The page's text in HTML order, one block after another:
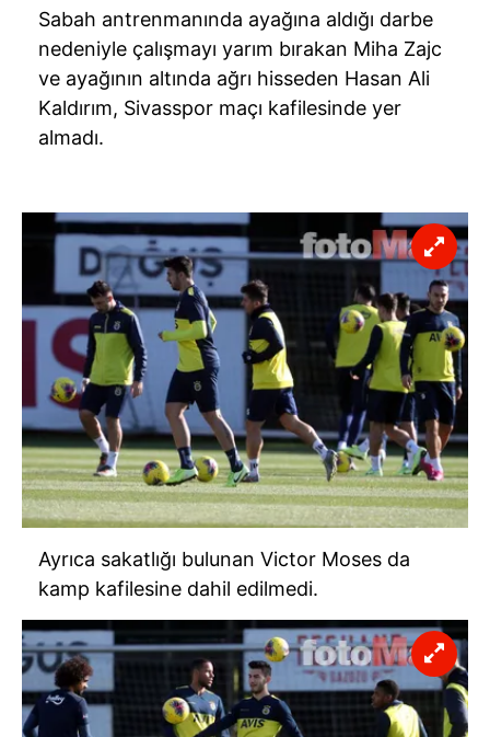
Sabah antrenmanında ayağına aldığı darbe
nedeniyle çalışmayı yarım bırakan Miha Zajc
ve ayağının altında ağrı hisseden Hasan Ali
Kaldırım, Sivasspor maçı kafilesinde yer
almadı.
Ayrıca sakatlığı bulunan Victor Moses da
kamp kafilesine dahil edilmedi.